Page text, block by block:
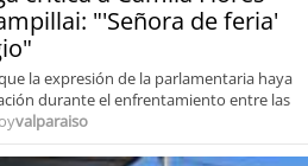
"'Señora de feria'
la expresión de la parlamentaria haya
durante el enfrentamiento entre las
valparaiso